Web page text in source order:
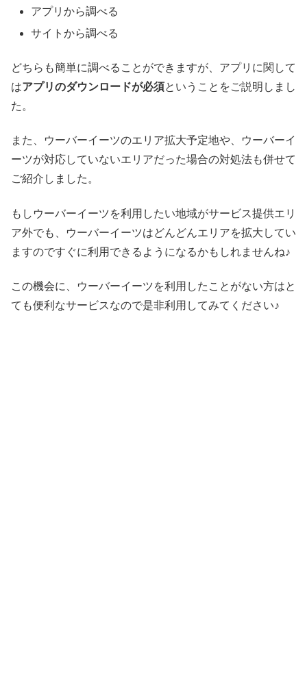
アプリから調べる
サイトから調べる
どちらも簡単に調べることができますが、アプリに関して
はアプリのダウンロードが必須ということをご説明しまし
た。
また、ウーバーイーツのエリア拡大予定地や、ウーバーイ
ーツが対応していないエリアだった場合の対処法も併せて
ご紹介しました。
もしウーバーイーツを利用したい地域がサービス提供エリ
ア外でも、ウーバーイーツはどんどんエリアを拡大してい
ますのですぐに利用できるようになるかもしれませんね♪
この機会に、ウーバーイーツを利用したことがない方はと
ても便利なサービスなので是非利用してみてください♪